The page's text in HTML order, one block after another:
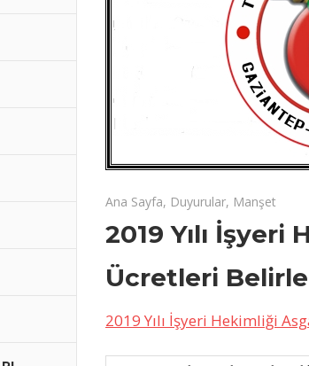
11 Ocak 2019
2019
Yılı
İşyeri
Hekimliği
Asgari
Ücretleri
yorumlar kapalı
Ana Sayfa, Duyurular, Manşet
2019 Yılı
Ücretleri
2019 Yılı İşyeri Hekimliği